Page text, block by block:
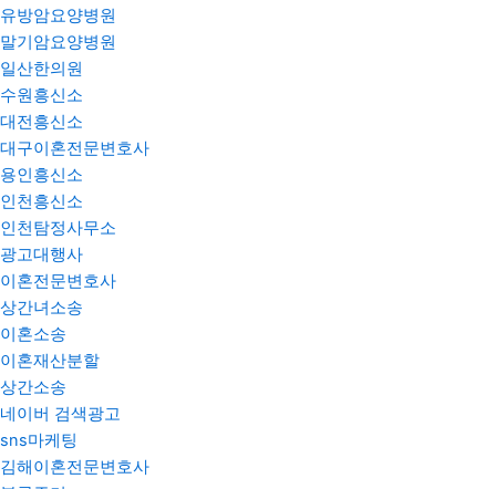
유방암요양병원
말기암요양병원
일산한의원
수원흥신소
대전흥신소
대구이혼전문변호사
용인흥신소
인천흥신소
인천탐정사무소
광고대행사
이혼전문변호사
상간녀소송
이혼소송
이혼재산분할
상간소송
네이버 검색광고
sns마케팅
김해이혼전문변호사